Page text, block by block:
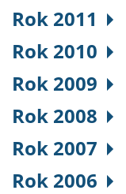
Rok 2011
Rok 2010
Rok 2009
Rok 2008
Rok 2007
Rok 2006